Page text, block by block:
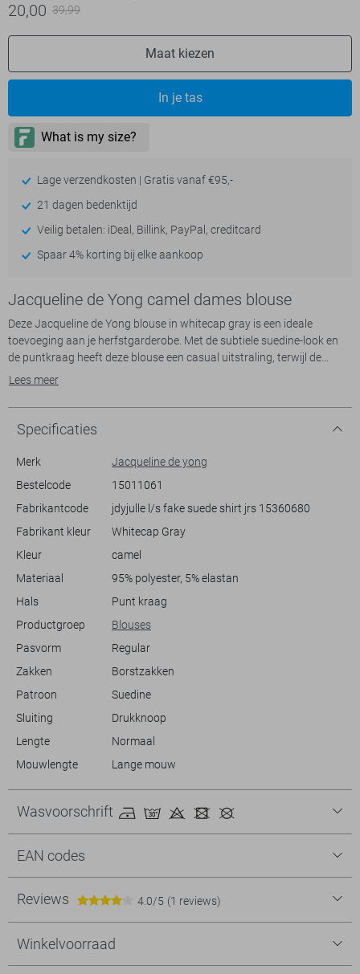
20,00 39,99
Maat kiezen
In je tas
Lage verzendkosten | Gratis vanaf €95,-
21 dagen bedenktijd
Veilig betalen: iDeal, Billink, PayPal, creditcard
Spaar 4% korting bij elke aankoop
Jacqueline de Yong camel dames blouse
Deze Jacqueline de Yong blouse in whitecap gray is een ideale
toevoeging aan je herfstgarderobe. Met de subtiele suedine-look en
de puntkraag heeft deze blouse een casual uitstraling, terwijl de
drukknopen een praktisch element toevoegen. De regular fit en de
als stijl biedt op koele dagen. Gemaakt van 95% polyester en 5%
elastaan, voelt de stof zacht aan en biedt het een lichte rek voor extra
bewegingsvrijheid. De twee borstzakken voegen een speels en
functioneel detail toe aan het ontwerp.
Of je nu onderweg bent naar een informele brunch of een ontspannen
dag op kantoor plant, deze blouse past naadloos in je dagelijkse
outfits. Combineer hem met een jeans voor een alledaagse look of
Dankzij de normale lengte en de veelzijdige kleur kun je deze blouse
gemakkelijk matchen met verschillende stijlen en kledingstukken. Met
perfect voor elke gelegenheid waar een casual yet modieuze
uitstraling gewenst is.
Lees meer
Specificaties
Merk
Jacqueline de yong
Bestelcode
15011061
Fabrikantcode
jdyjulle l/s fake suede shirt jrs 15360680
Fabrikant kleur
Whitecap Gray
Kleur
camel
Materiaal
95% polyester, 5% elastan
Hals
Punt kraag
Productgroep
Blouses
Pasvorm
Regular
Zakken
Borstzakken
Patroon
Suedine
Sluiting
Drukknoop
Lengte
Normaal
Mouwlengte
Lange mouw
Wasvoorschrift
EAN codes
Reviews 4.0/5 (1 reviews)
Winkelvoorraad